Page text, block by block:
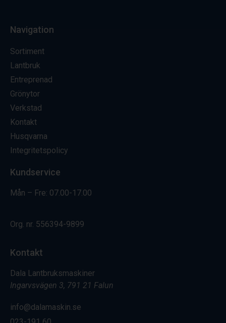
Navigation
Sortiment
Lantbruk
Entreprenad
Grönytor
Verkstad
Kontakt
Husqvarna
Integritetspolicy
Kundservice
Mån – Fre: 07.00-17.00
Org. nr. 556394-9899
Kontakt
Dala Lantbruksmaskiner
Ingarvsvägen 3, 791 21 Falun
info@dalamaskin.se